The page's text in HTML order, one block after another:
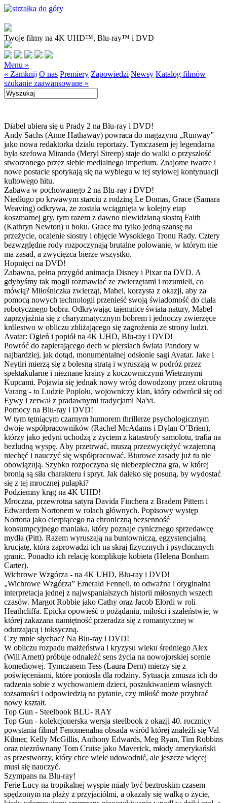
Twoje filmy na 4K UHD™, Blu-ray™ i DVD
Menu »
« Zamknij O nas Premiery Zapowiedzi Newsy Katalog filmów
szukanie zaawansowane »
Diabeł ubiera się u Prady 2 na Blu-ray i DVD!
Andy Sachs (Anne Hathaway) powraca do magazynu „Runway”
jako nowa redaktorka działu reportaży. Tymczasem jej legendarna
była szefowa Miranda (Meryl Streep) staje do walki o przyszłość
stworzonego przez siebie medialnego imperium. Znajome twarze i
nowe postacie spotykają się na wybiegu w tej stylowej kontynuacji
kultowego hitu.
Zabawa w pochowanego 2 na Blu-ray i DVD!
Niedługo po krwawym starciu z rodziną Le Domas, Grace (Samara
Weaving) odkrywa, że została wciągnięta w kolejny etap
koszmarnej gry, tym razem z dawno niewidzianą siostrą Faith
(Kathryn Newton) u boku. Grace ma tylko jedną szansę na
przeżycie, ocalenie siostry i objęcie Wysokiego Tronu Rady. Cztery
bezwzględne rody rozpoczynają brutalne polowanie, w którym nie
ma zasad, a zwycięzca bierze wszystko.
Hopnięci na DVD!
Zabawna, pełna przygód animacja Disney i Pixar na DVD. A
gdybyśmy tak mogli rozmawiać ze zwierzętami i rozumieli, co
mówią? Miłośniczka zwierząt, Mabel, korzysta z okazji, aby za
pomocą nowych technologii przenieść swoją świadomość do ciała
robotycznego bobra. Odkrywając tajemnice świata natury, Mabel
zaprzyjaźnia się z charyzmatycznym bobrem i jednoczy zwierzęce
królestwo w obliczu zbliżającego się zagrożenia ze strony ludzi.
Avatar: Ogień i popiół na 4K UHD, Blu-ray i DVD!
Powróć do zapierającego dech w piersiach świata Pandory w
najbardziej, jak dotąd, monumentalnej odsłonie sagi Avatar. Jake i
Neytiri mierzą się z bolesną stratą i wyruszają w podróż przez
spektakularne i nieznane krainy z koczowniczymi Wietrznymi
Kupcami. Pojawia się jednak nowy wróg dowodzony przez okrutną
Varang - to Ludzie Popiołu, wojowniczy klan, który odwrócił się od
Eywy i zerwał z pradawnymi tradycjami Na'vi.
Pomocy na Blu-ray i DVD!
W tym tętniącym czarnym humorem thrillerze psychologicznym
dwoje współpracowników (Rachel McAdams i Dylan O’Brien),
którzy jako jedyni uchodzą z życiem z katastrofy samolotu, trafia na
bezludną wyspę. Aby przetrwać, muszą przezwyciężyć wzajemną
niechęć i nauczyć się współpracować. Biurowe zasady już tu nie
obowiązują. Szybko rozpoczyna się niebezpieczna gra, w której
bronią są siła charakteru i spryt. Jak daleko się posuną, by wydostać
się z tej mrocznej pułapki?
Podziemny krąg na 4K UHD!
Mroczna, przewrotna satyra Davida Finchera z Bradem Pittem i
Edwardem Nortonem w rolach głównych. Popisowy występ
Nortona jako cierpiącego na chroniczną bezsenność
konsumpcyjnego maniaka, który poznaje cynicznego sprzedawcę
mydła (Pitt). Razem wyruszają na buntowniczą, egzystencjalną
krucjatę, która zaprowadzi ich na skraj fizycznych i psychicznych
granic. Ponadto ich relację komplikuje kobieta (Helena Bonham
Carter).
Wichrowe Wzgórza - na 4K UHD, Blu-ray i DVD!
„Wichrowe Wzgórza” Emerald Fennell, to odważna i oryginalna
interpretacja jednej z najwspanialszych historii miłosnych wszech
czasów. Margot Robbie jako Cathy oraz Jacob Elordi w roli
Heathcliffa. Epicka opowieść o pożądaniu, miłości i szaleństwie, w
której zakazana namiętność przeradza się z romantycznej w
odurzającą i toksyczną.
Czy mnie słychac? Na Blu-ray i DVD!
W obliczu rozpadu małżeństwa i kryzysu wieku średniego Alex
(Will Arnett) próbuje odnaleźć sens życia na nowojorskiej scenie
komediowej. Tymczasem Tess (Laura Dern) mierzy się z
poświęceniami, które poniosła dla rodziny. Sytuacja zmusza ich do
radzenia sobie z wychowaniem dzieci, poszukiwaniem własnych
tożsamości i odpowiedzią na pytanie, czy miłość może przybrać
nowy kształt.
Top Gun - Steelbook BLU- RAY
Top Gun - kolekcjonerska wersja steelbook z okazji 40. rocznicy
powstania filmu! Fenomenalna obsada wśród której znaleźli się Val
Kilmer, Kelly McGillis, Anthony Edwards, Meg Ryan, Tim Robbins
oraz niezrównany Tom Cruise jako Maverick, młody amerykański
as przestworzy, który chce wiele udowodnić, ale jeszcze więcej
musi się nauczyć.
Szympans na Blu-ray!
Ferie Lucy na tropikalnej wyspie miały być beztroskim czasem
spędzonym na plaży z przyjaciółmi, a okazały się walką o życie,